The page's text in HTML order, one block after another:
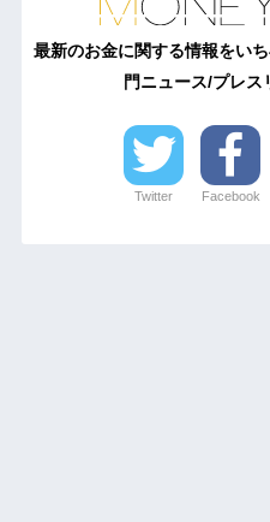
最新のお金に関する情報をい
門ニュース/プレス
Twitter Facebook